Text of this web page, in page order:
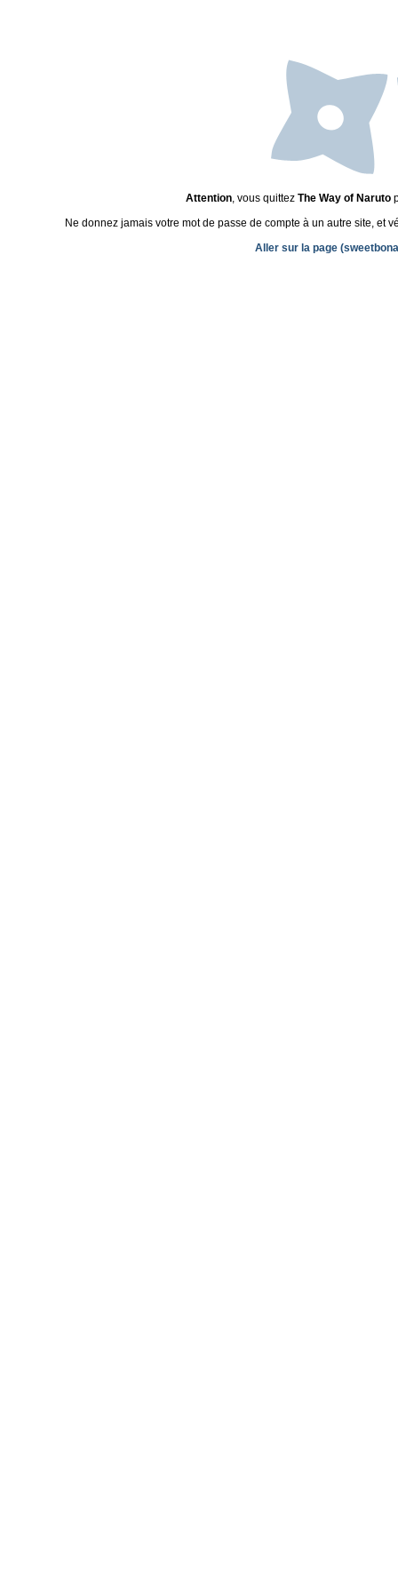
Attention, vous quittez The Way of Naruto
Ne donnez jamais votre mot de passe de compte à un autre site, et
Aller sur la page